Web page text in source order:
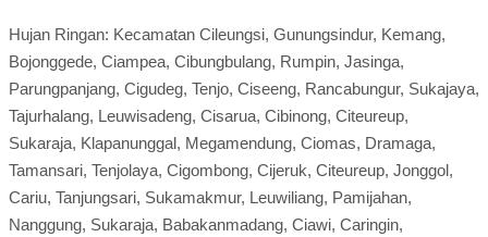
Hujan Ringan: Kecamatan Cileungsi, Gunungsindur, Kemang,
Bojonggede, Ciampea, Cibungbulang, Rumpin, Jasinga,
Parungpanjang, Cigudeg, Tenjo, Ciseeng, Rancabungur, Sukajaya,
Tajurhalang, Leuwisadeng, Cisarua, Cibinong, Citeureup,
Sukaraja, Klapanunggal, Megamendung, Ciomas, Dramaga,
Tamansari, Tenjolaya, Cigombong, Cijeruk, Citeureup, Jonggol,
Cariu, Tanjungsari, Sukamakmur, Leuwiliang, Pamijahan,
Nanggung, Sukaraja, Babakanmadang, Ciawi, Caringin,